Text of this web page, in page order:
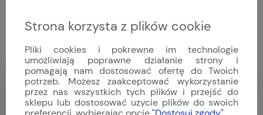
1
Bartek
Dodano: 2026-04-09
Opinia zweryfikowana
Strona korzysta z plików cookie
Pliki cookies i pokrewne im technologie
umożliwiają poprawne działanie strony i
pomagają nam dostosować ofertę do Twoich
potrzeb. Możesz zaakceptować wykorzystanie
przez nas wszystkich tych plików i przejść do
sklepu lub dostosować użycie plików do swoich